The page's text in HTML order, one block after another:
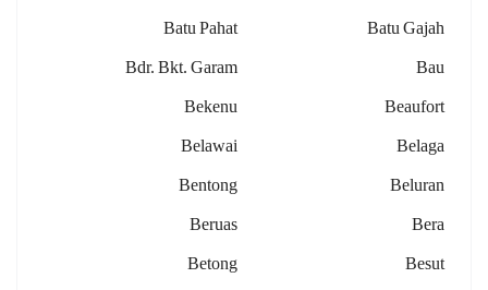
Batu Gajah
Batu Pahat
Bau
Bdr. Bkt. Garam
Beaufort
Bekenu
Belaga
Belawai
Beluran
Bentong
Bera
Beruas
Besut
Betong